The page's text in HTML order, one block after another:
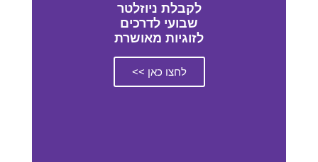
לקבלת ניוזלטר
שבועי לדרכים
לזוגיות מאושרת
לחצו כאן >>